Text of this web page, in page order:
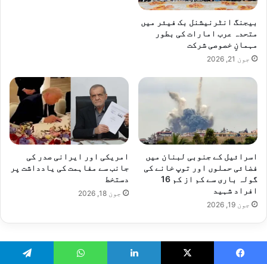
بیجنگ انٹرنیشنل بک فیئر میں
متحدہ عرب امارات کی بطور
مہمانِ خصوصی شرکت
جون 21, 2026
اسرائیل کے جنوبی لبنان میں
فضائی حملوں اور توپ خانے کی
گولہ باری سے کم از کم 16
افراد شہید
جون 19, 2026
امریکی اور ایرانی صدر کی
جانب سے مفاہمت کی یادداشت پر
دستخط
جون 18, 2026